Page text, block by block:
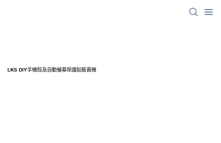
LKS DIY手機殼及自動螢幕保護貼販賣機